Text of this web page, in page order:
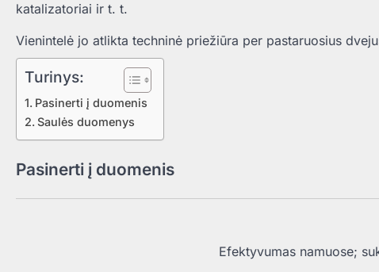
katalizatoriai ir t. t.
Vienintelė jo atlikta techninė priežiūra per pastaruosius
Turinys:
Pasinerti į duomenis
Saulės duomenys
Pasinerti į duomenis
Efektyvumas namuose;